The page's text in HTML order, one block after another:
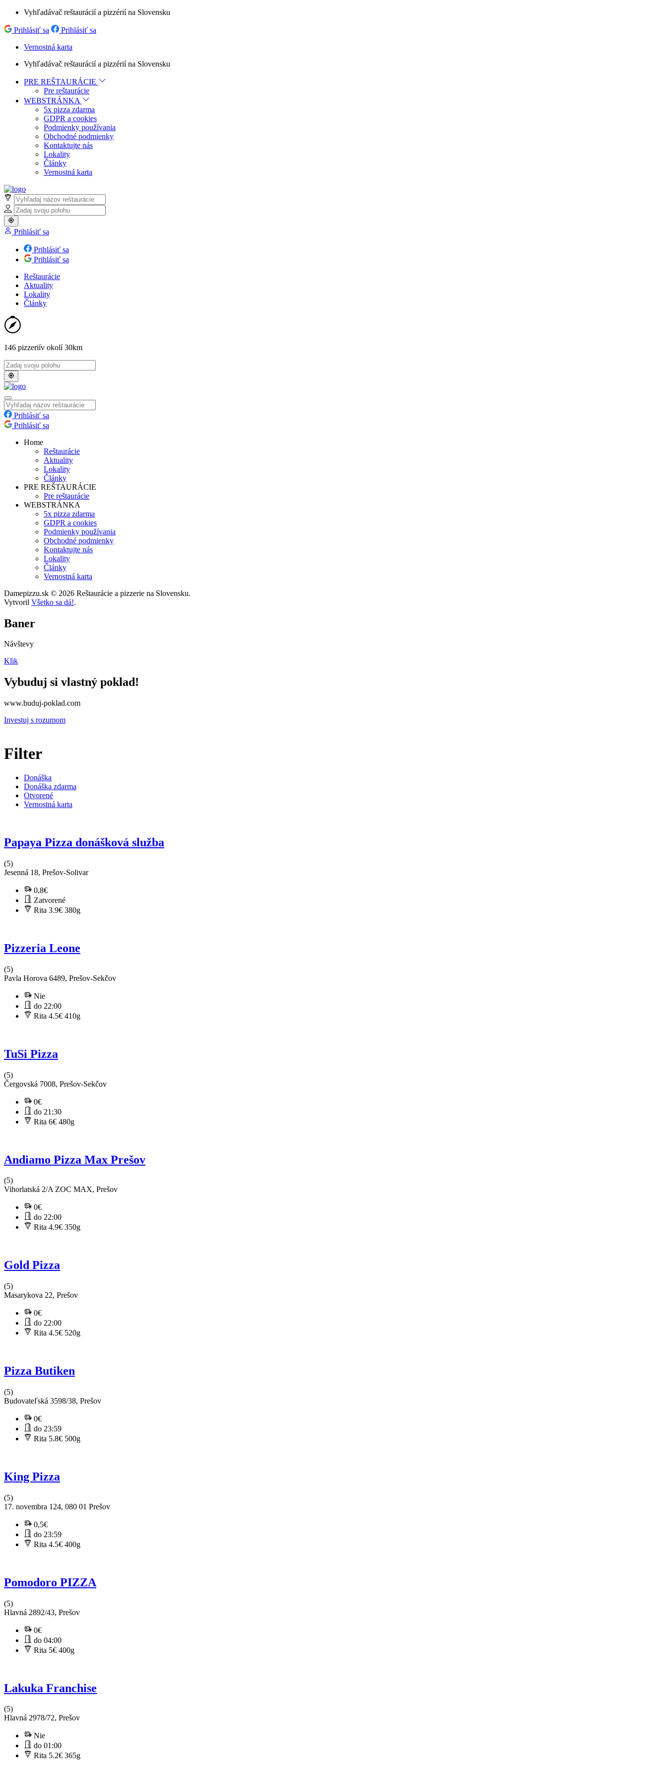
Vyhľadávač reštaurácií a pizzérií na Slovensku
Prihlásiť sa
Prihlásiť sa
Vernostná karta
Vyhľadávač reštaurácií a pizzérií na Slovensku
PRE REŠTAURÁCIE
Pre reštaurácie
WEBSTRÁNKA
5x pizza zdarma
GDPR a cookies
Podmienky používania
Obchodné podmienky
Kontaktujte nás
Lokality
Články
Vernostná karta
Prihlásiť sa
Prihlásiť sa
Prihlásiť sa
Reštaurácie
Aktuality
Lokality
Články
146 pizzeriív okolí 30km
Prihlásiť sa
Prihlásiť sa
Home
Reštaurácie
Aktuality
Lokality
Články
PRE REŠTAURÁCIE
Pre reštaurácie
WEBSTRÁNKA
5x pizza zdarma
GDPR a cookies
Podmienky používania
Obchodné podmienky
Kontaktujte nás
Lokality
Články
Vernostná karta
Damepizzu.sk © 2026 Reštaurácie a pizzerie na Slovensku.
Vytvoril Všetko sa dá!.
Baner
Návštevy
Klik
Vybuduj si vlastný poklad!
www.buduj-poklad.com
Investuj s rozumom
Filter
Donáška
Donáška zdarma
Otvorené
Vernostná karta
Papaya Pizza donášková služba
(5)
Jesenná 18, Prešov-Solivar
0,8€
Zatvorené
Rita 3.9€ 380g
Pizzeria Leone
(5)
Pavla Horova 6489, Prešov-Sekčov
Nie
do 22:00
Rita 4.5€ 410g
TuSi Pizza
(5)
Čergovská 7008, Prešov-Sekčov
0€
do 21:30
Rita 6€ 480g
Andiamo Pizza Max Prešov
(5)
Vihorlatská 2/A ZOC MAX, Prešov
0€
do 22:00
Rita 4.9€ 350g
Gold Pizza
(5)
Masarykova 22, Prešov
0€
do 22:00
Rita 4.5€ 520g
Pizza Butiken
(5)
Budovateľská 3598/38, Prešov
0€
do 23:59
Rita 5.8€ 500g
King Pizza
(5)
17. novembra 124, 080 01 Prešov
0,5€
do 23:59
Rita 4.5€ 400g
Pomodoro PIZZA
(5)
Hlavná 2892/43, Prešov
0€
do 04:00
Rita 5€ 400g
Lakuka Franchise
(5)
Hlavná 2978/72, Prešov
Nie
do 01:00
Rita 5.2€ 365g